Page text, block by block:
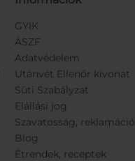
GYIK
ÁSZF
Adatvédelem
Utánvét Ellenőr kivonat
Süti Szabályzat
Elállási jog
Szavatosság, reklamáció
Blog
Étrendek, receptek